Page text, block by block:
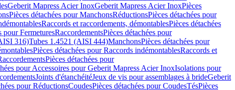
Geberit Mapress Acier InoxGeberit Mapress Acier InoxPièces
Pièces détachées pour ManchonsRéductionsPièces détachées pour
Raccords et raccordements, démontablesPièces détachées
pour FermeturesRaccordementsPièces détachées pour
316)Tubes 1.4521 (AISI 444)ManchonsPièces détachées pour
Pièces détachées pour Raccords indémontablesRaccords et
Pièces détachées pour
pour Accessoires pour Geberit Mapress Acier InoxIsolations pour
Joints d'étanchéitéJeux de vis pour assemblages à brideGeberit
pour RéductionsCoudesPièces détachées pour CoudesTésPièces